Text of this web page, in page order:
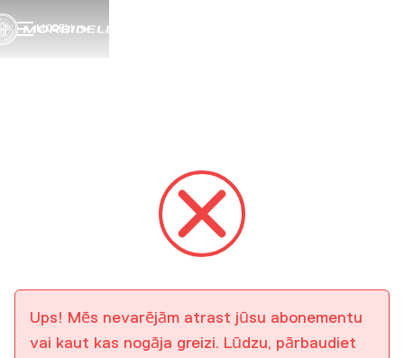
MODEĻI
Ups! Mēs nevarējām atrast jūsu abonementu
vai kaut kas nogāja greizi. Lūdzu, pārbaudiet